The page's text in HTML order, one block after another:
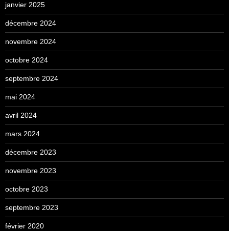
janvier 2025
décembre 2024
novembre 2024
octobre 2024
septembre 2024
mai 2024
avril 2024
mars 2024
décembre 2023
novembre 2023
octobre 2023
septembre 2023
février 2020